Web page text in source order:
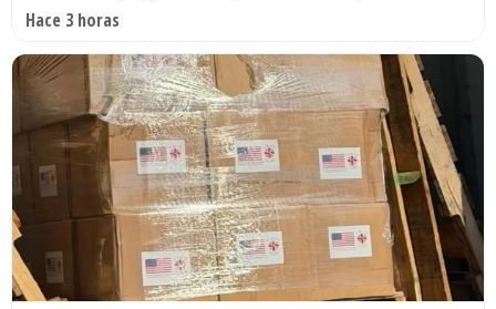
Hace 3 horas